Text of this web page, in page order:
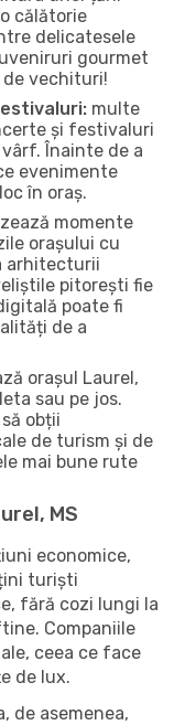
călătorie
delicatesele
gourmet
de vechituri!
multe
și festivaluri
Înainte de a
evenimente
în oraș.
momente
orașului cu
arhitecturii
pitorești fie
poate fi
de a
orașul Laurel,
sau pe jos.
obții
de turism și de
mai bune rute
MS
economice,
turiști
fără cozi lungi la
Companiile
ceea ce face
de lux.
de asemenea,